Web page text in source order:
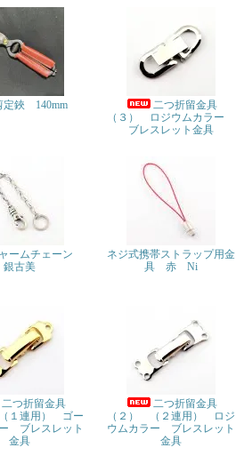
定鋏 140mm
二つ折留金具
（３） ロジウムカラー
ブレスレット金具
ームチェーン
銀古美
ネジ式携帯ストラップ用金
具 赤 Ni
二つ折留金具
１連用） ゴー
ブレスレット
金具
二つ折留金具
（２） （２連用） ロジ
ウムカラー ブレスレット
金具